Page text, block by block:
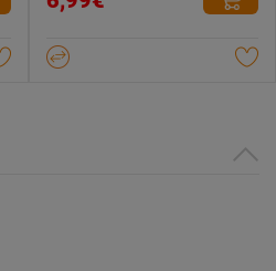
von
Sternen.